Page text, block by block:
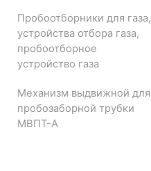
Пробоотборники для газа,
устройства отбора газа,
пробоотборное
устройство газа
Механизм выдвижной для
пробозаборной трубки
МВПТ-А